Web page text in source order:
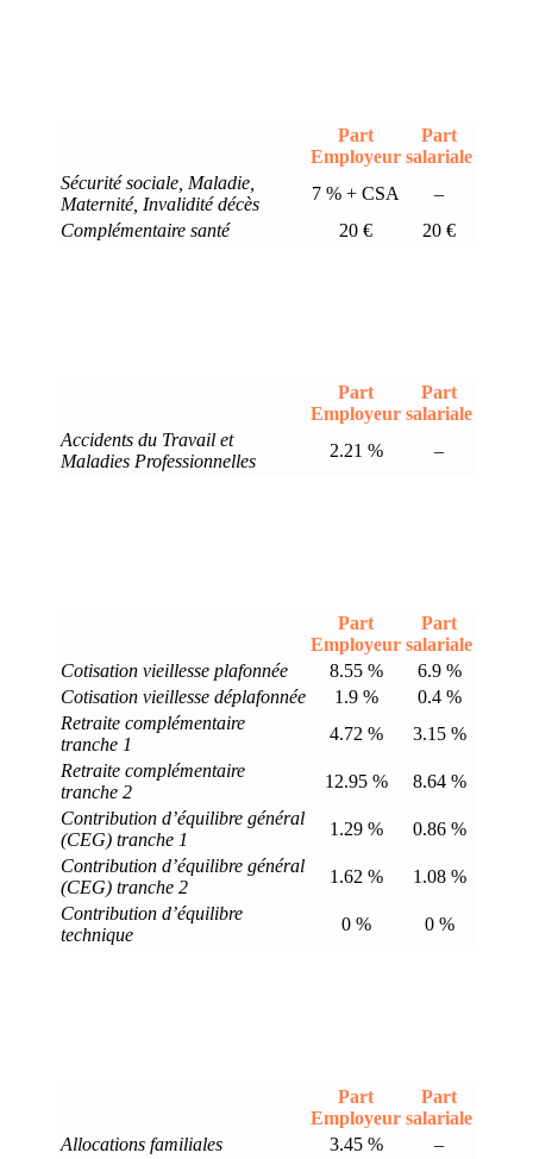
Part
Employeur
Part
salariale
Sécurité sociale, Maladie,
Maternité, Invalidité décès
7 % + CSA
–
Complémentaire santé
20 € 20 €
Part
Employeur
Part
salariale
Accidents du Travail et
Maladies Professionnelles
2.21 % –
Part
Employeur
Part
salariale
Cotisation vieillesse plafonnée
8.55 %
6.9 %
Cotisation vieillesse déplafonnée
1.9 %
0.4 %
Retraite complémentaire
tranche 1
4.72 %
3.15 %
Retraite complémentaire
tranche 2
12.95 %
8.64 %
Contribution d’équilibre général
(CEG) tranche 1
1.29 %
0.86 %
Contribution d’équilibre général
(CEG) tranche 2
1.62 %
1.08 %
Contribution d’équilibre
technique
0 % 0 %
Part
Employeur
Part
salariale
Allocations familiales
3.45 %
–